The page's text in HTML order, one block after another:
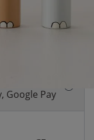
5 jours
Google Pay